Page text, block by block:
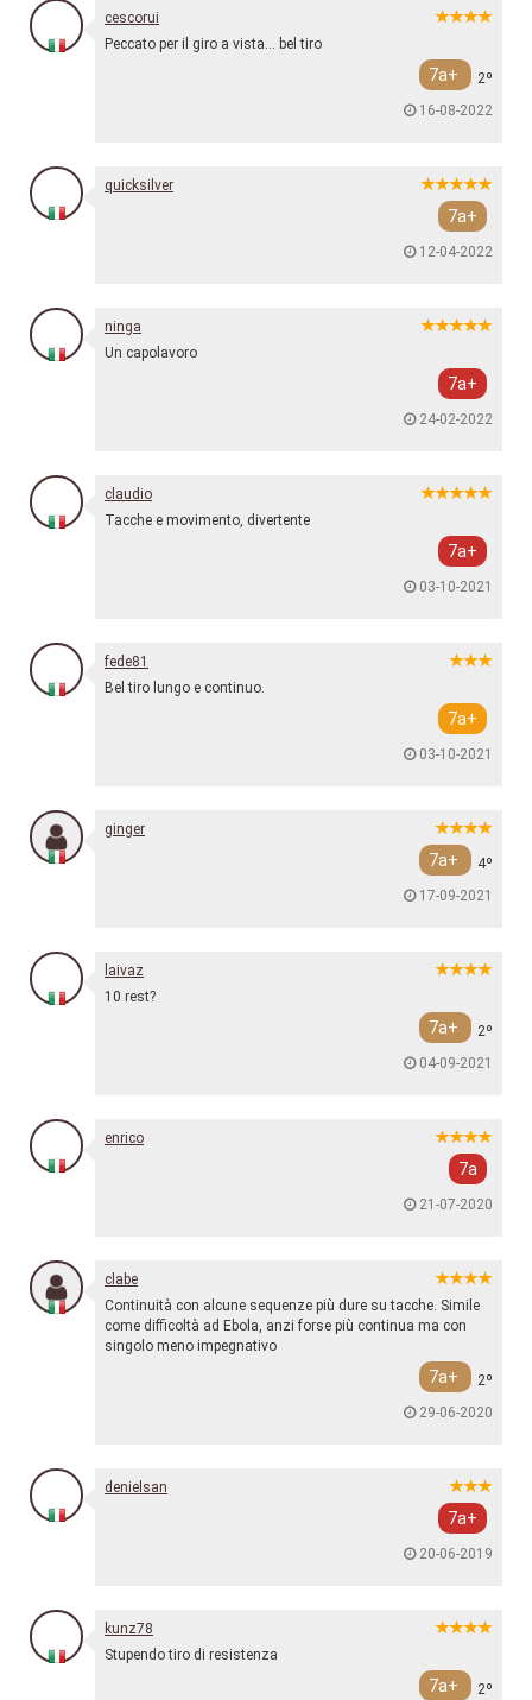
cescorui
Peccato per il giro a vista… bel tiro
7a+
2º
16-08-2022
quicksilver
7a+
12-04-2022
ninga
Un capolavoro
7a+
24-02-2022
claudio
Tacche e movimento, divertente
7a+
03-10-2021
fede81
Bel tiro lungo e continuo.
7a+
03-10-2021
ginger
7a+
4º
17-09-2021
laivaz
10 rest?
7a+
2º
04-09-2021
enrico
7a
21-07-2020
clabe
Continuità con alcune sequenze più dure su tacche. Simile
come difficoltà ad Ebola, anzi forse più continua ma con
singolo meno impegnativo
7a+
2º
29-06-2020
denielsan
7a+
20-06-2019
kunz78
Stupendo tiro di resistenza
7a+
2º